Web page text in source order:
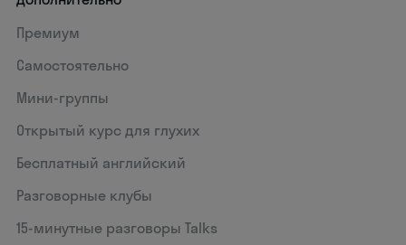
Премиум
Самостоятельно
Мини-группы
Открытый курс для глухих
Бесплатный английский
Разговорные клубы
15‑минутные разговоры Talks